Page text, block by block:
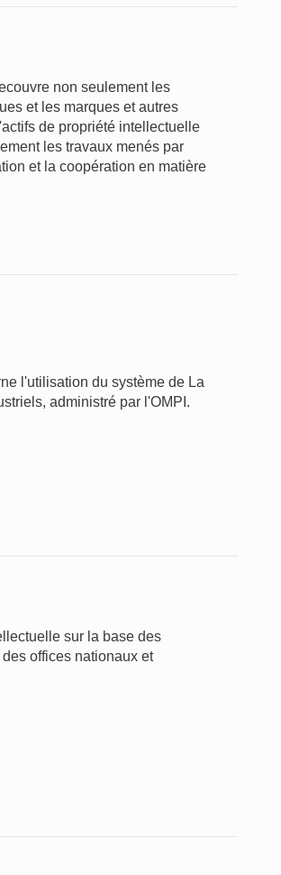
non seulement les
et les marques et autres
de propriété intellectuelle
les travaux menés par
et la coopération en matière
l'utilisation du système de La
administré par l'OMPI.
sur la base des
offices nationaux et